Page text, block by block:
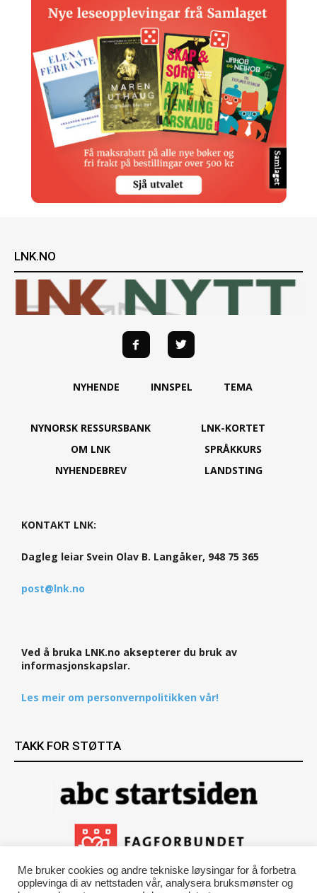
LNK.NO
NYHENDE INNSPEL TEMA
NYNORSK RESSURSBANK
OM LNK
NYHENDEBREV
LNK-KORTET
SPRÅKKURS
LANDSTING
KONTAKT LNK:
Dagleg leiar Svein Olav B. Langåker, 948 75 365
post@lnk.no
Ved å bruka LNK.no aksepterer du bruk av
informasjonskapslar.
Les meir om personvernpolitikken vår!
TAKK FOR STØTTA
Me bruker cookies og andre tekniske løysingar for å forbetra
opplevinga di av nettstaden vår, analysera bruksmønster og